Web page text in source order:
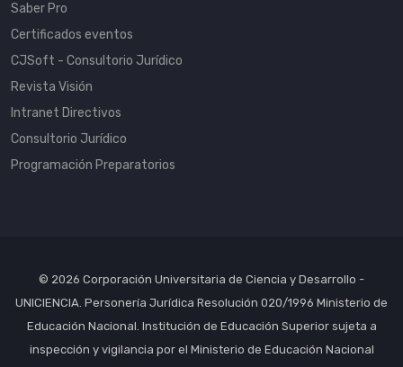
Saber Pro
Certificados eventos
CJSoft - Consultorio Jurídico
Revista Visión
Intranet Directivos
Consultorio Jurídico
Programación Preparatorios
© 2026 Corporación Universitaria de Ciencia y Desarrollo -
UNICIENCIA. Personería Jurídica Resolución 020/1996 Ministerio de
Educación Nacional. Institución de Educación Superior sujeta a
inspección y vigilancia por el Ministerio de Educación Nacional